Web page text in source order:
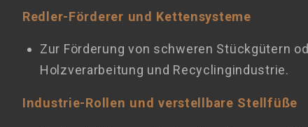
Redler-Förderer und Kettensysteme
Zur Förderung von schweren Stückgütern
Holzverarbeitung und Recyclingindustrie.
Industrie-Rollen und verstellbare Stellfüße